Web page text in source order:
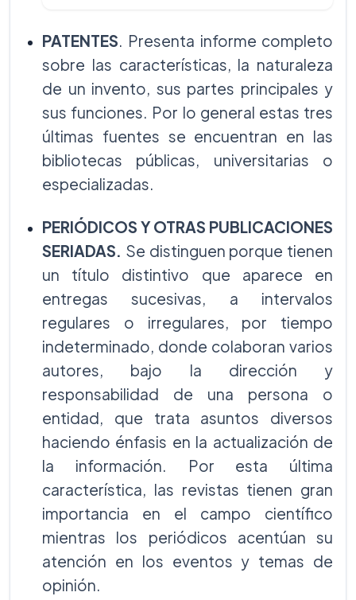
PATENTES. Presenta informe completo
sobre las características, la naturaleza
de un invento, sus partes principales y
sus funciones. Por lo general estas tres
últimas fuentes se encuentran en las
bibliotecas públicas, universitarias o
especializadas.
PERIÓDICOS Y OTRAS PUBLICACIONES
SERIADAS. Se distinguen porque tienen
un título distintivo que aparece en
entregas sucesivas, a intervalos
regulares o irregulares, por tiempo
indeterminado, donde colaboran varios
autores, bajo la dirección y
responsabilidad de una persona o
entidad, que trata asuntos diversos
haciendo énfasis en la actualización de
la información. Por esta última
característica, las revistas tienen gran
importancia en el campo científico
mientras los periódicos acentúan su
atención en los eventos y temas de
opinión.